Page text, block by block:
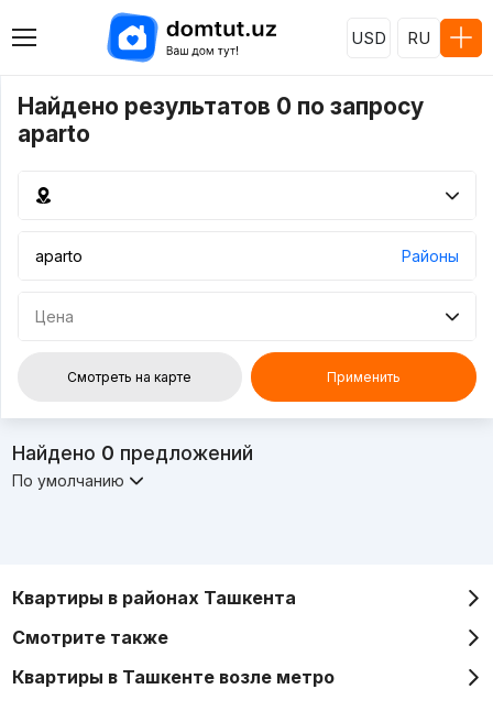
USD RU
Найдено результатов 0 по запросу
aparto
Районы
Цена
Смотреть на карте Применить
Найдено 0 предложений
По умолчанию
Квартиры в районах Ташкента
Смотрите также
Квартиры в Ташкенте возле метро